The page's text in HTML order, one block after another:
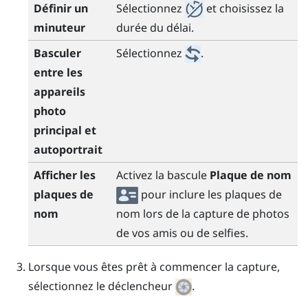
Définir un
minuteur
Sélectionnez
et choisissez la
durée du délai.
Basculer
entre les
appareils
photo
principal et
autoportrait
Sélectionnez .
Afficher les
plaques de
nom
Activez la bascule Plaque de nom
pour inclure les plaques de
nom lors de la capture de photos
de vos amis ou de selfies.
Lorsque vous êtes prêt à commencer la capture,
sélectionnez le déclencheur
.